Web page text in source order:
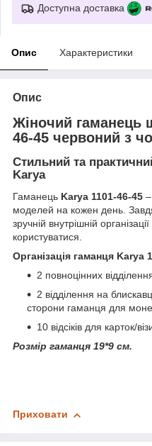
Доступна доставка
Опис Характеристики
Опис
Жіночий гаманець
46-45 червоний з
Стильний та
Karya
Гаманець Karya 1101-46-45
моделей на кожен день.
зручній внутрішній
користуватися.
Організація гаманця Karya
2 повноцінних
2 відділення на
сторони гаманця для
10 відсіків для карток/
Розмір гаманця 19*9 см.
Приховати